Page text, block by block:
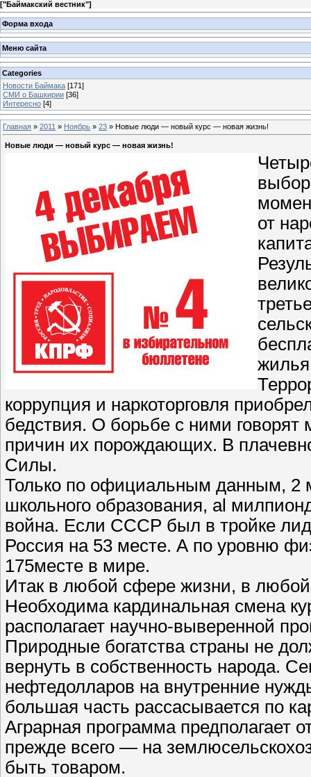
["Баймакский вестник"]
Форма входа
Меню сайта
Categories
Новости Баймака [171]
СМИ о Башкирии [36]
Интересно [4]
Главная » 2011 » Ноябрь » 23 » Новые люди — новый курс — новая жизнь!
Новые люди — новый курс — новая жизнь!
от
коррупция и наркоторговля
бедствия. О борьбе с ними говорят
причин их порождающих. В
Силы.
Только по официальным данным, 2
школьного образования, al
война. Если СССР был в тройке
Россия на 53 месте. А по уровню
175месте в мире.
Итак в любой сфере жизни, в любой
Необходима кардинальная смена
располагает научно-выверенной
Природные богатства страны не
вернуть в собственность народа.
нефтедолларов на внутренние
большая часть рассасывается по
Аграрная программа предполагает
прежде всего — на
быть товаром.